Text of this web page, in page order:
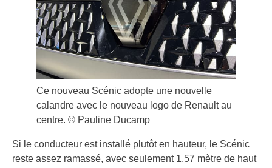
Ce nouveau Scénic adopte une nouvelle
calandre avec le nouveau logo de Renault au
centre. © Pauline Ducamp
Si le conducteur est installé plutôt en hauteur, le Scénic
reste assez ramassé, avec seulement 1,57 mètre de haut